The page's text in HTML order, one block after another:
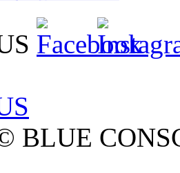
BLUE